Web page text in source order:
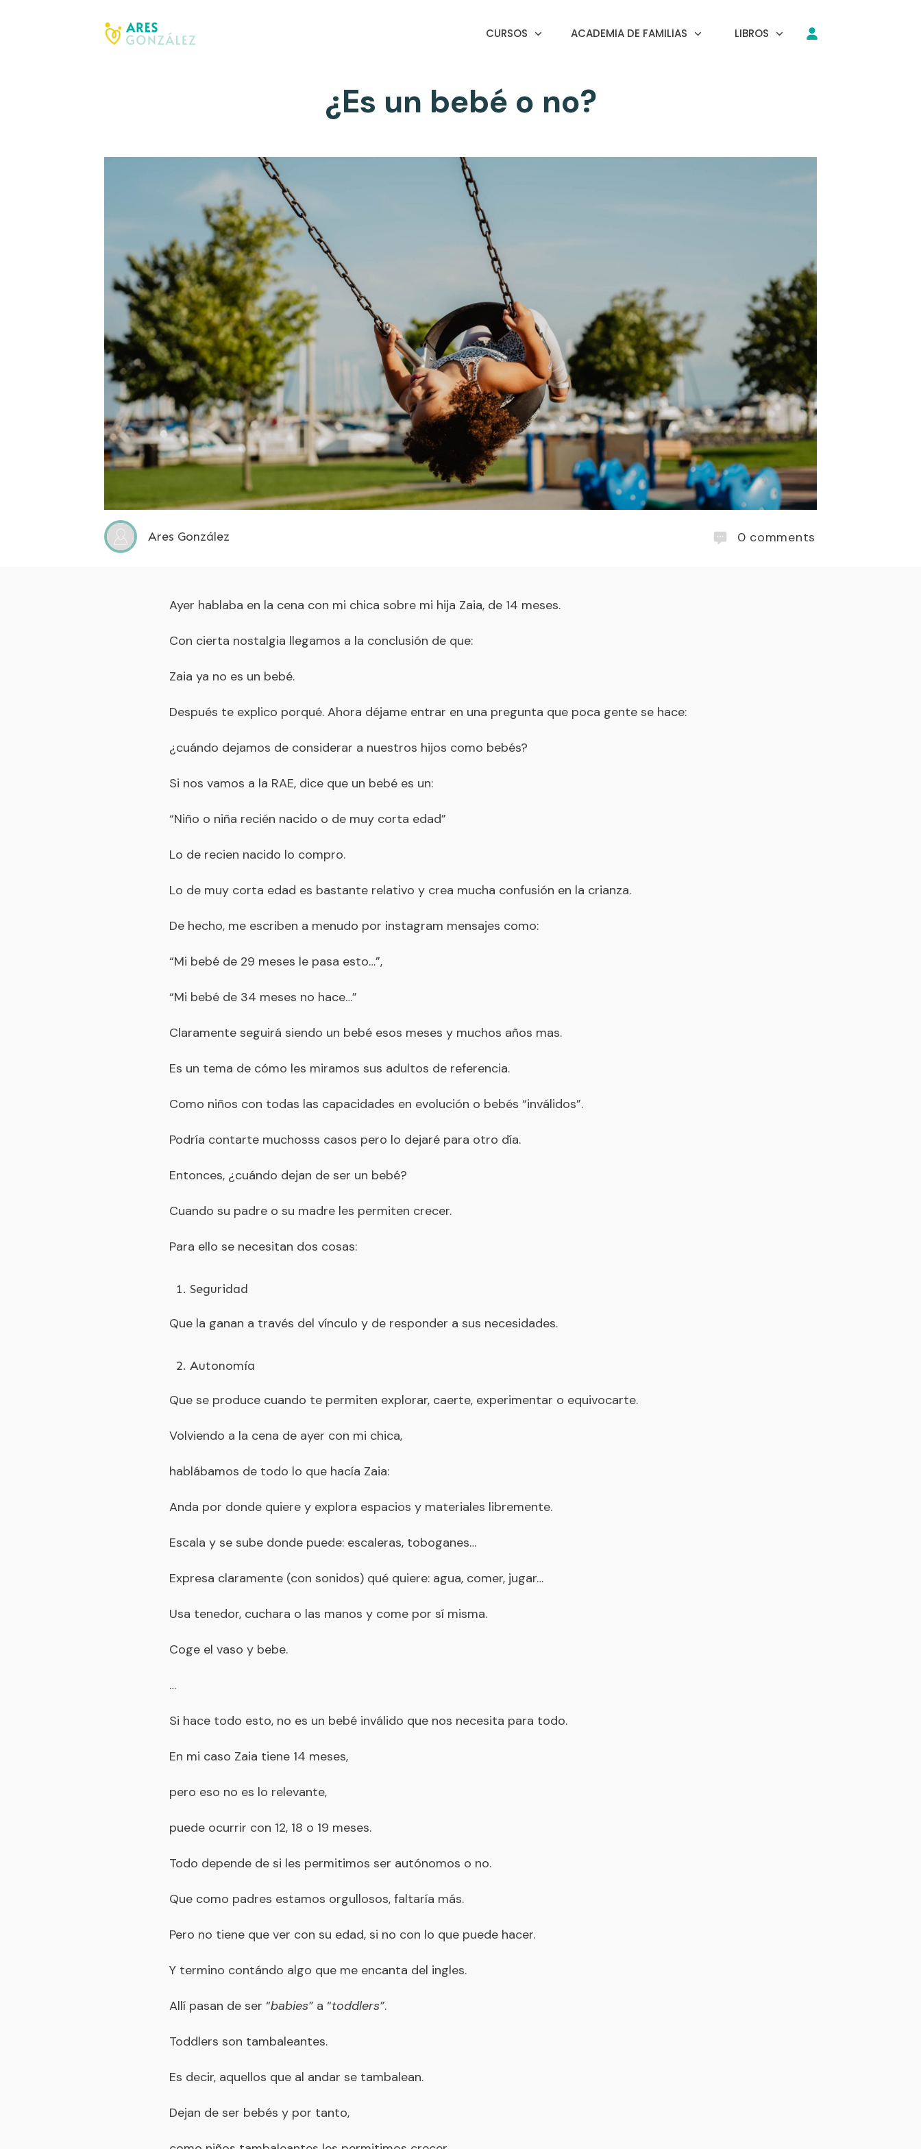
CURSOS ACADEMIA DE FAMILIAS LIBROS
¿Es un bebé o no?
Ares González 0 comments
Ayer hablaba en la cena con mi chica sobre mi hija Zaia, de 14 meses.
Con cierta nostalgia llegamos a la conclusión de que:
Zaia ya no es un bebé.
Después te explico porqué. Ahora déjame entrar en una pregunta que poca gente se hace:
¿cuándo dejamos de considerar a nuestros hijos como bebés?
Si nos vamos a la RAE, dice que un bebé es un:
“Niño o niña recién nacido o de muy corta edad”
Lo de recien nacido lo compro.
Lo de muy corta edad es bastante relativo y crea mucha confusión en la crianza.
De hecho, me escriben a menudo por instagram mensajes como:
“Mi bebé de 29 meses le pasa esto…”,
“Mi bebé de 34 meses no hace…”
Claramente seguirá siendo un bebé esos meses y muchos años mas.
Es un tema de cómo les miramos sus adultos de referencia.
Como niños con todas las capacidades en evolución o bebés “inválidos”.
Podría contarte muchosss casos pero lo dejaré para otro día.
Entonces, ¿cuándo dejan de ser un bebé?
Cuando su padre o su madre les permiten crecer.
Para ello se necesitan dos cosas:
Seguridad
Que la ganan a través del vínculo y de responder a sus necesidades.
Autonomía
Que se produce cuando te permiten explorar, caerte, experimentar o equivocarte.
Volviendo a la cena de ayer con mi chica,
hablábamos de todo lo que hacía Zaia:
Anda por donde quiere y explora espacios y materiales libremente.
Escala y se sube donde puede: escaleras, toboganes…
Expresa claramente (con sonidos) qué quiere: agua, comer, jugar…
Usa tenedor, cuchara o las manos y come por sí misma.
Coge el vaso y bebe.
…
Si hace todo esto, no es un bebé inválido que nos necesita para todo.
En mi caso Zaia tiene 14 meses,
pero eso no es lo relevante,
puede ocurrir con 12, 18 o 19 meses.
Todo depende de si les permitimos ser autónomos o no.
Que como padres estamos orgullosos, faltaría más.
Pero no tiene que ver con su edad, si no con lo que puede hacer.
Y termino contándo algo que me encanta del ingles.
Allí pasan de ser “babies” a “toddlers”.
Toddlers son tambaleantes.
Es decir, aquellos que al andar se tambalean.
Dejan de ser bebés y por tanto,